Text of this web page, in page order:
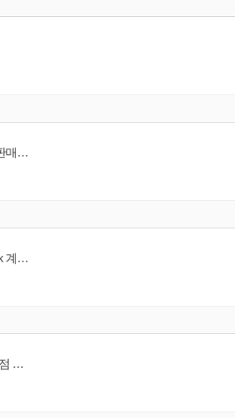
[명품 브랜드]에르메스(HERMES) 잠실롯데월드타워/현대코엑스/압구정갤러리아 판매사원 채용
[명품 브랜드]에르메스(HERMES) 서울 지역 백화점 캐셔(Till)/고객서비스(SSS)/Stock 계약직
[CHANEL]샤넬 코리아 명품 Boutique 패션 어드바이저 서울면세점/인천공항T1 면세점 판매사원 채용